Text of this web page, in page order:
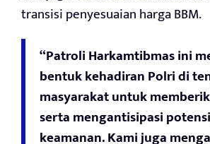
transisi penyesuaian harga BBM.
“Patroli Harkamtibmas ini
bentuk kehadiran Polri di
masyarakat untuk
serta mengantisipasi
keamanan. Kami juga